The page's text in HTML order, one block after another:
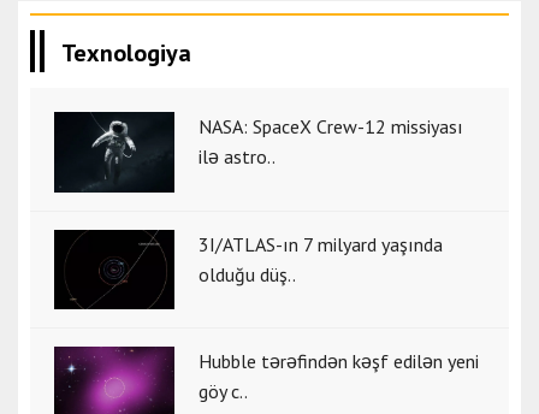
Texnologiya
NASA: SpaceX Crew-12 missiyası
ilə astro..
3I/ATLAS-ın 7 milyard yaşında
olduğu düş..
Hubble tərəfindən kəşf edilən yeni
göy c..